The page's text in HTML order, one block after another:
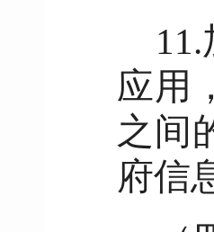
应用
之间
府信